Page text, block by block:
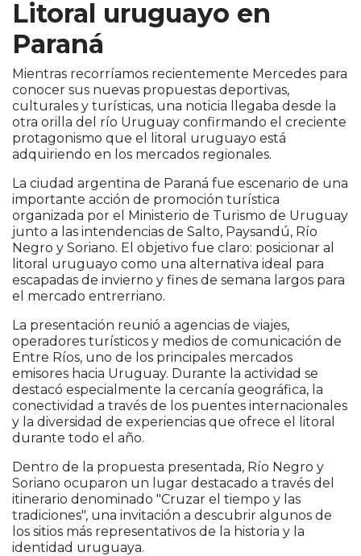
Litoral uruguayo en
Paraná
Mientras recorríamos recientemente Mercedes para
conocer sus nuevas propuestas deportivas,
culturales y turísticas, una noticia llegaba desde la
otra orilla del río Uruguay confirmando el creciente
protagonismo que el litoral uruguayo está
adquiriendo en los mercados regionales.
La ciudad argentina de Paraná fue escenario de una
importante acción de promoción turística
organizada por el Ministerio de Turismo de Uruguay
junto a las intendencias de Salto, Paysandú, Río
Negro y Soriano. El objetivo fue claro: posicionar al
litoral uruguayo como una alternativa ideal para
escapadas de invierno y fines de semana largos para
el mercado entrerriano.
La presentación reunió a agencias de viajes,
operadores turísticos y medios de comunicación de
Entre Ríos, uno de los principales mercados
emisores hacia Uruguay. Durante la actividad se
destacó especialmente la cercanía geográfica, la
conectividad a través de los puentes internacionales
y la diversidad de experiencias que ofrece el litoral
durante todo el año.
Dentro de la propuesta presentada, Río Negro y
Soriano ocuparon un lugar destacado a través del
itinerario denominado "Cruzar el tiempo y las
tradiciones", una invitación a descubrir algunos de
los sitios más representativos de la historia y la
identidad uruguaya.